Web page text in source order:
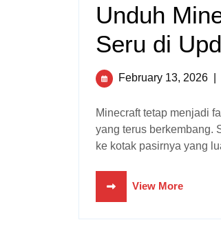
Unduh
Seru di
February 13, 2026
Minecraft tetap menjadi favorit di dunia game, melibatkan jutaan pemain dengan alam semesta
yang terus berkembang.
ke kotak pasirnya yang
View More